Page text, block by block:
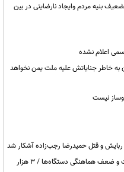
بنیه مردم وایجاد نارضایتی در بین
اعلام نشده
به خاطر جنایاتش علیه ملت یمن نخواهد
نیست
ربایش و قتل حمیدرضا رجب‌زاده آشکار شد
ریمـدان؛ مرزی گرفتار در صف، کمبود زیرساخت و ضعف هماهنگی دستگاه‌ها / ۳ هزار